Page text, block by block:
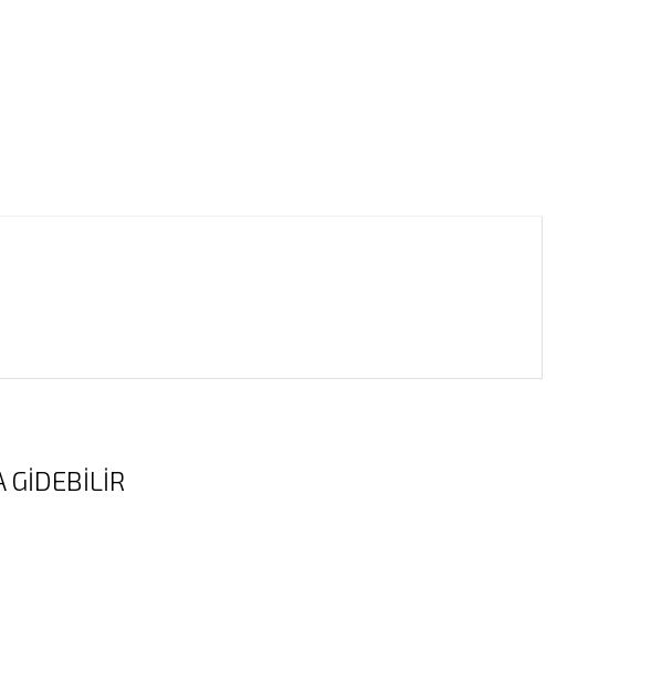
GIDEBILIR